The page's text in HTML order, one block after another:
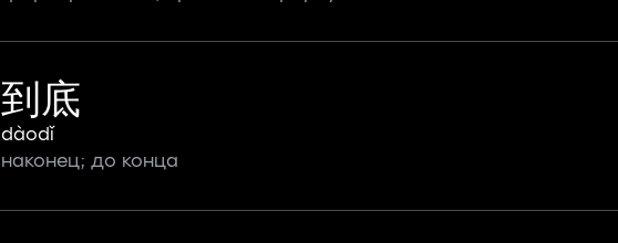
到底
dàodǐ
наконец; до конца